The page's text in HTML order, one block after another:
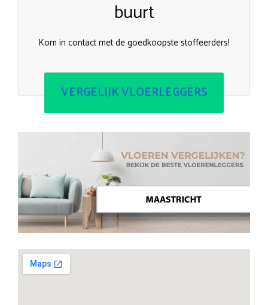
buurt
Kom in contact met de goedkoopste stoffeerders!
VERGELIJK VLOERLEGGERS